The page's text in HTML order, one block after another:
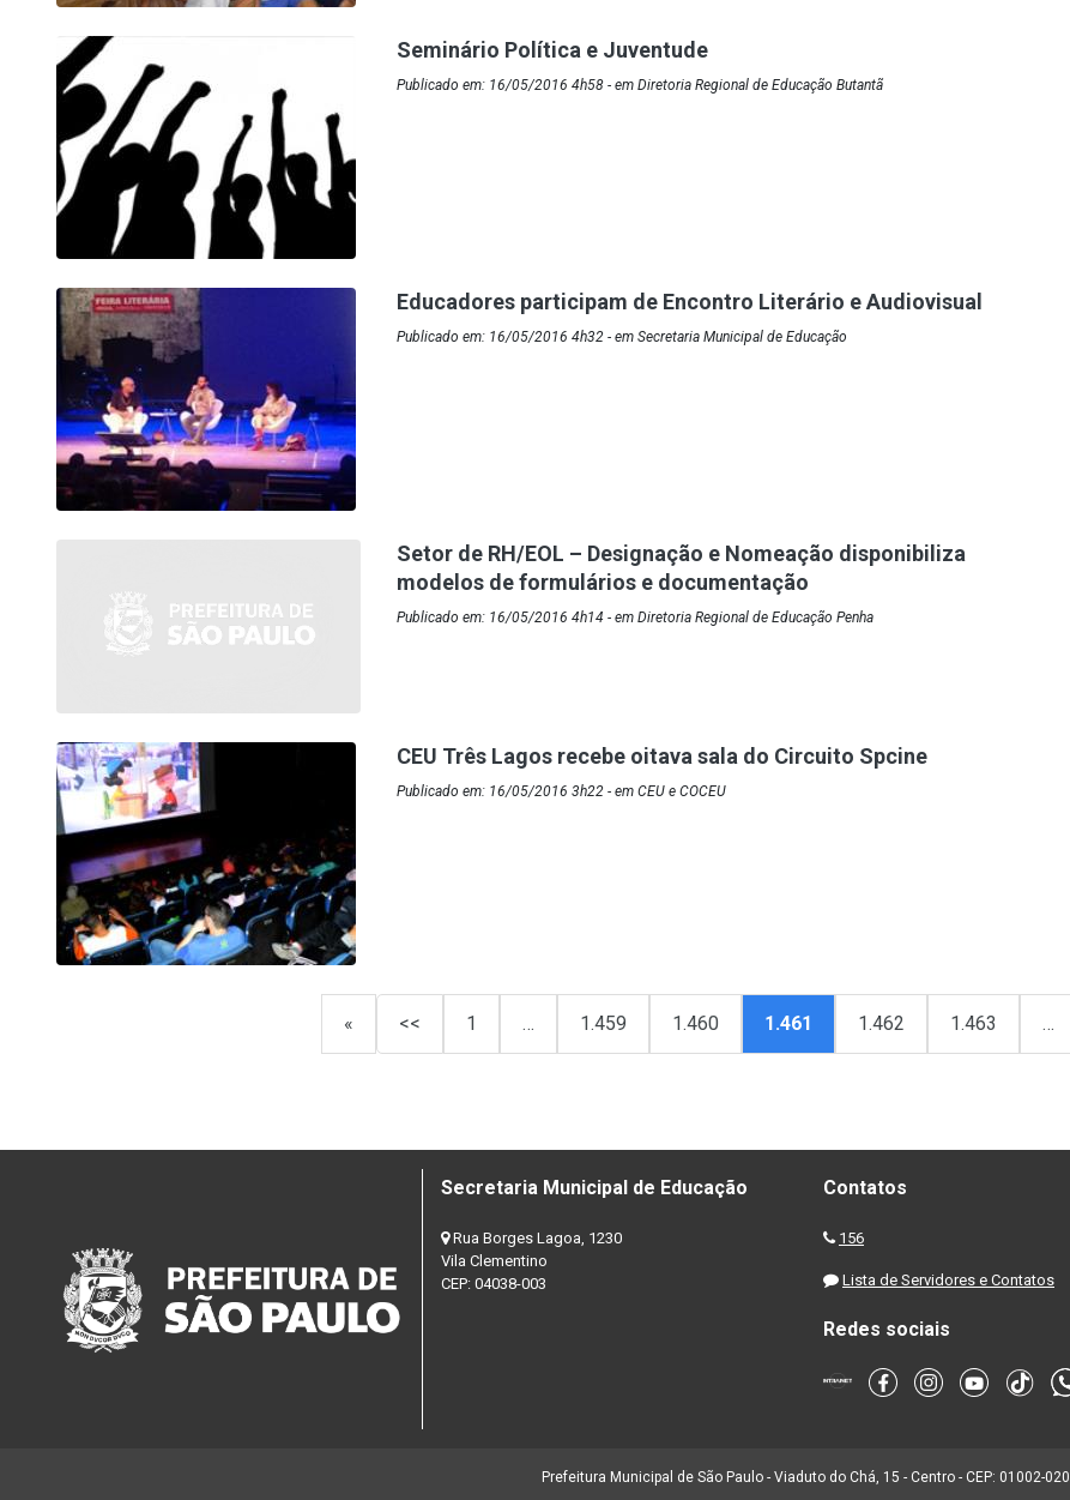
Seminário Política e Juventude
Publicado em: 16/05/2016 4h58 - em Diretoria Regional de Educação Butantã
Educadores participam de Encontro Literário e Audiovisual
Publicado em: 16/05/2016 4h32 - em Secretaria Municipal de Educação
Setor de RH/EOL – Designação e Nomeação disponibiliza
modelos de formulários e documentação
Publicado em: 16/05/2016 4h14 - em Diretoria Regional de Educação Penha
CEU Três Lagos recebe oitava sala do Circuito Spcine
Publicado em: 16/05/2016 3h22 - em CEU e COCEU
« << 1 … 1.459 1.460 1.461 1.462 1.463 …
Secretaria Municipal de Educação
Rua Borges Lagoa, 1230
Vila Clementino
CEP: 04038-003
Contatos
156
Lista de Servidores e Contatos
Redes sociais
Prefeitura Municipal de São Paulo - Viaduto do Chá, 15 - Centro - CEP: 01002-020